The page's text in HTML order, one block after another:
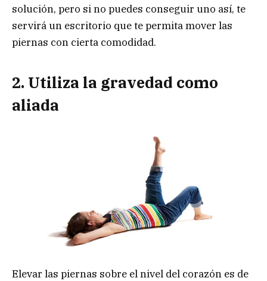
solución, pero si no puedes conseguir uno así, te
servirá un escritorio que te permita mover las
piernas con cierta comodidad.
2. Utiliza la gravedad como
aliada
Elevar las piernas sobre el nivel del corazón es de